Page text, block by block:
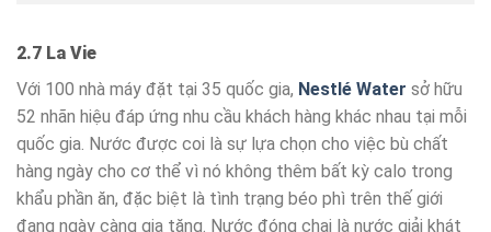
2.7 La Vie
Với 100 nhà máy đặt tại 35 quốc gia, Nestlé Water sở hữu
52 nhãn hiệu đáp ứng nhu cầu khách hàng khác nhau tại mỗi
quốc gia. Nước được coi là sự lựa chọn cho việc bù chất
hàng ngày cho cơ thể vì nó không thêm bất kỳ calo trong
khẩu phần ăn, đặc biệt là tình trạng béo phì trên thế giới
đang ngày càng gia tăng. Nước đóng chai là nước giải khát